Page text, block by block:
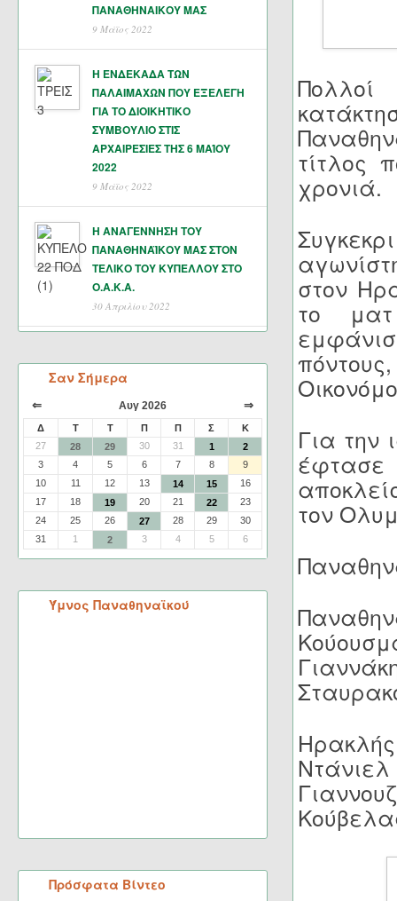
ΠΑΝΑΘΗΝΑΙΚΟΥ ΜΑΣ
9 Μάϊος 2022
Η ΕΝΔΕΚΑΔΑ ΤΩΝ
ΠΑΛΑΙΜΑΧΩΝ ΠΟΥ ΕΞΕΛΕΓΗ
ΓΙΑ ΤΟ ΔΙΟΙΚΗΤΙΚΟ
ΣΥΜΒΟΥΛΙΟ ΣΤΙΣ
ΑΡΧΑΙΡΕΣΙΕΣ ΤΗΣ 6 ΜΑΊΟΥ
2022
9 Μάϊος 2022
Η ΑΝΑΓΕΝΝΗΣΗ ΤΟΥ
ΠΑΝΑΘΗΝΑΪΚΟΥ ΜΑΣ ΣΤΟΝ
ΤΕΛΙΚΟ ΤΟΥ ΚΥΠΕΛΛΟΥ ΣΤΟ
Ο.Α.Κ.Α.
30 Απριλίου 2022
Σαν Σήμερα
⇐ Αυγ 2026 ⇒
Δ Τ Τ Π Π Σ
Κ
27
28 29 30 31 1
2
3
4 5 6 7 8
9
10
11 12 13 14 15
16
17
18 19 20 21 22
23
24
25 26 27 28 29
30
31
1 2 3 4 5 6
Ύμνος Παναθηναϊκού
Πρόσφατα Βίντεο
τίτλος
χρονιά.
στον
το ματ
Για την
τον